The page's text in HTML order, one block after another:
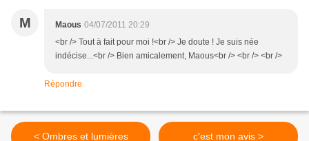
M Maous 04/07/2011 20:29
<br /> Tout à fait pour moi !<br /> Je doute ! Je suis née
indécise...<br /> Bien amicalement, Maous<br /> <br /> <br />
Répondre
< Ombres et lumières c'est mon avis >